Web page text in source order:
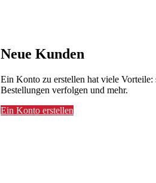
Neue Kunden
Ein Konto zu erstellen hat viele Vorteile:
Bestellungen verfolgen und mehr.
Ein Konto erstellen